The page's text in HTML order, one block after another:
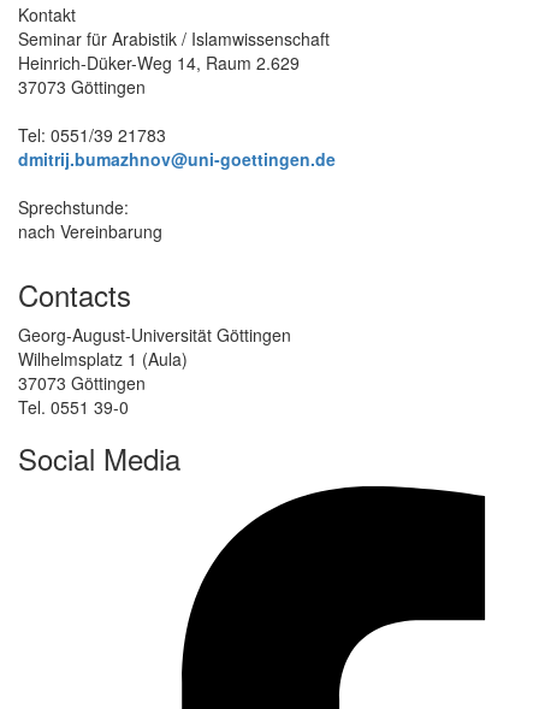
Kontakt
Seminar für Arabistik / Islamwissenschaft
Heinrich-Düker-Weg 14, Raum 2.629
37073 Göttingen
Tel: 0551/39 21783
dmitrij.bumazhnov@uni-goettingen.de
Sprechstunde:
nach Vereinbarung
Contacts
Georg-August-Universität Göttingen
Wilhelmsplatz 1 (Aula)
37073 Göttingen
Tel. 0551 39-0
Social Media